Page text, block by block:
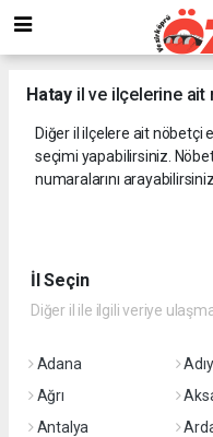
Hatay il ve ilçelerine ait
Diğer il ilçelere ait nöbetçi
seçimi yapabilirsiniz.
numaralarını arayabilirsiniz.
İl Seçin
Diğer il ile ilgili veriye
Adana
Ağrı
Antalya